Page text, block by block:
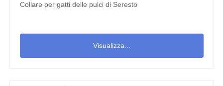
Collare per gatti delle pulci di Seresto
Visualizza...